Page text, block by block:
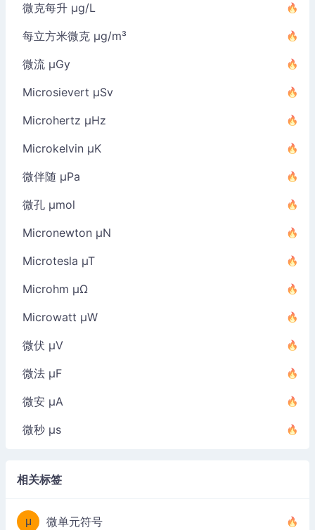
微克每升 µg/L
每立方米微克 µg/m³
微流 µGy
Microsievert µSv
Microhertz µHz
Microkelvin µK
微伴随 µPa
微孔 µmol
Micronewton µN
Microtesla µT
Microhm µΩ
Microwatt µW
微伏 µV
微法 µF
微安 µA
微秒 µs
相关标签
μ 微单元符号